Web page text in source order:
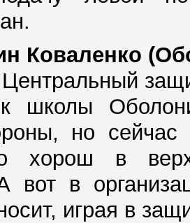
Коваленко
школы
но
хорош в
вот в
играя в